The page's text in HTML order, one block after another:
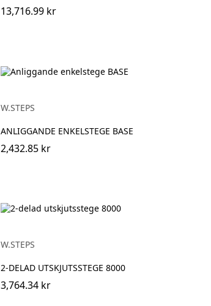
13,716.99 kr
W.STEPS
ANLIGGANDE ENKELSTEGE BASE
2,432.85 kr
W.STEPS
2-DELAD UTSKJUTSSTEGE 8000
3,764.34 kr